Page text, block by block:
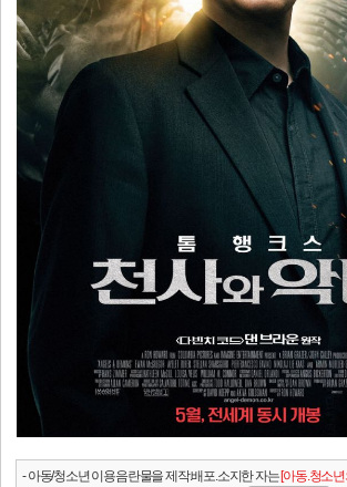
- 아동/청소년 이용음란물을 제작.배포.소지한 자는[아동.청소년